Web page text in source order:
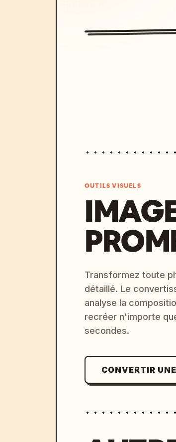
OUTILS VISUELS
Transformez toute
détaillé. Le
analyse la
recréer n'importe
secondes.
CONVERTIR